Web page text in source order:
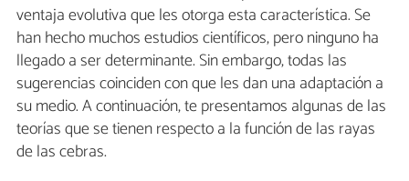
ventaja evolutiva que les otorga esta característica. Se
han hecho muchos estudios científicos, pero ninguno ha
llegado a ser determinante. Sin embargo, todas las
sugerencias coinciden con que les dan una adaptación a
su medio. A continuación, te presentamos algunas de las
teorías que se tienen respecto a la función de las rayas
de las cebras.